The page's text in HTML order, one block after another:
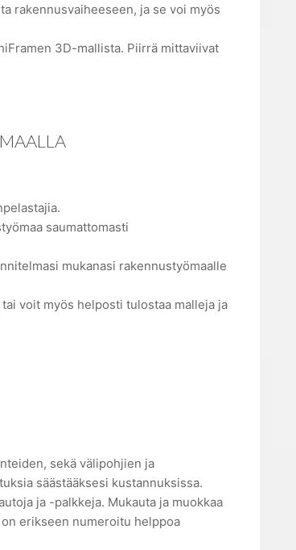
rakennusvaiheeseen, ja se voi myös
3D-mallista. Piirrä mittaviivat
saumattomasti
mukanasi rakennustyömaalle
voit myös helposti tulostaa malleja ja
sekä välipohjien ja
säästääksesi kustannuksissa.
ja -palkkeja. Mukauta ja muokkaa
erikseen numeroitu helppoa